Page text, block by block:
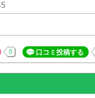
0 口コミ投稿する